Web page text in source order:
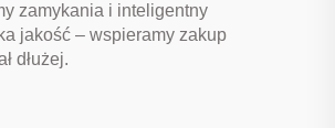
zamykania i inteligentny
jakość – wspieramy zakup
dłużej.